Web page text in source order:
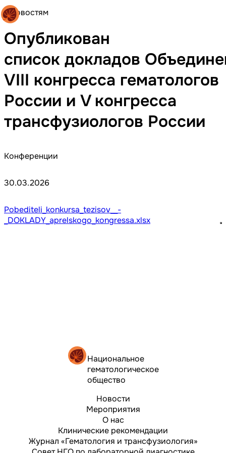
К новостям
Опубликован
список докладов
VIII конгресса гематологов
России и V конгресса
трансфузиологов России
Конференции
30.03.2026
Pobediteli_konkursa_tezisov__-
_DOKLADY_aprelskogo_kongressa.xlsx
Национальное
гематологическое
общество
Новости
Мероприятия
О нас
Клинические рекомендации
Журнал «Гематология и трансфузиология»